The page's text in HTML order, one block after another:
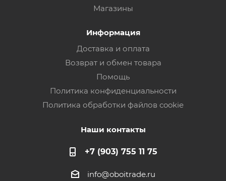
Магазины
Информация
Доставка и оплата
Возврат и обмен товара
Помощь
Политика конфиденциальности
Политика обработки файлов cookie
Наши контакты
+7 (903) 755 11 75
info@oboitrade.ru